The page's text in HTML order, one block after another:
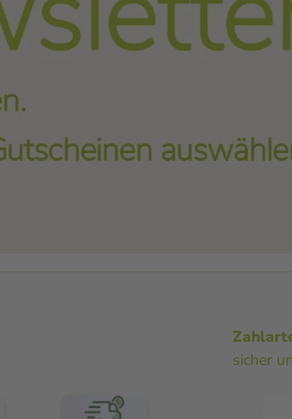
sicher